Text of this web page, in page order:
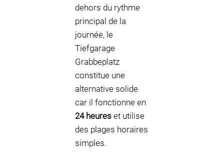
dehors du rythme
principal de la
journée, le
Tiefgarage
Grabbeplatz
constitue une
alternative solide
car il fonctionne en
24 heures et utilise
des plages horaires
simples.